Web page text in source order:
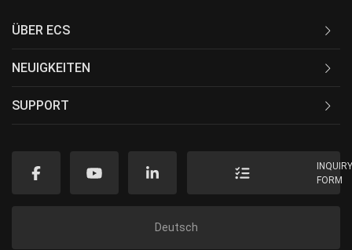
ÜBER ECS
NEUIGKEITEN
SUPPORT
FORM
Deutsch